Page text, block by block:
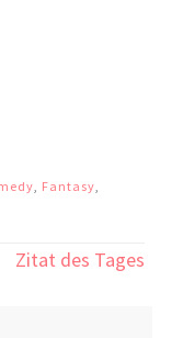
, Fantasy,
Zitat des Tages